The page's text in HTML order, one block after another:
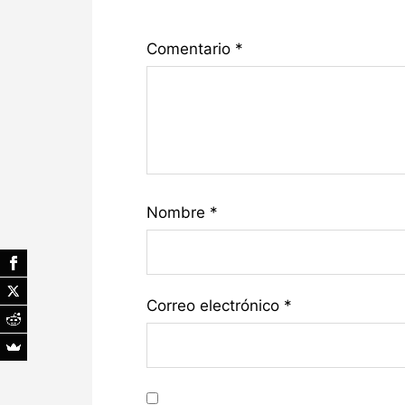
Comentario *
Nombre *
Correo electrónico *